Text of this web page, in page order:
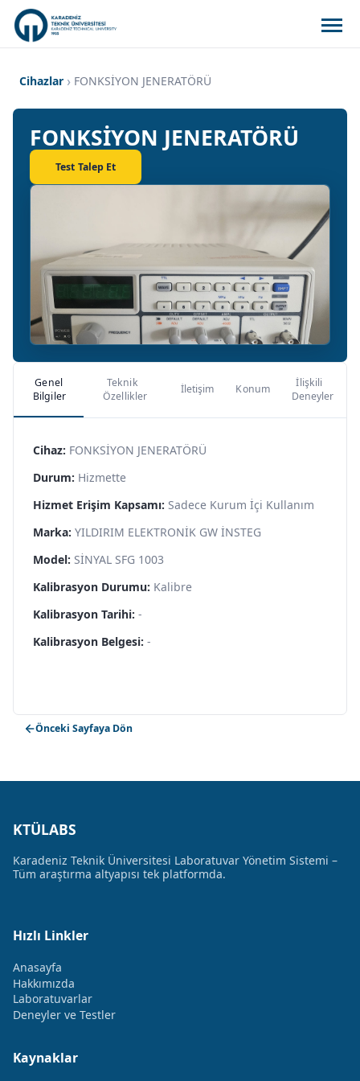
Cihazlar FONKSİYON JENERATÖRÜ
FONKSİYON JENERATÖRÜ
Test Talep Et
Genel
Bilgiler
Teknik
Özellikler
İletişim Konum
İlişkili
Deneyler
Cihaz: FONKSİYON JENERATÖRÜ
Durum: Hizmette
Hizmet Erişim Kapsamı: Sadece Kurum İçi Kullanım
Marka: YILDIRIM ELEKTRONİK GW İNSTEG
Model: SİNYAL SFG 1003
Kalibrasyon Durumu: Kalibre
Kalibrasyon Tarihi: -
Kalibrasyon Belgesi: -
Önceki Sayfaya Dön
KTÜLABS
Karadeniz Teknik Üniversitesi Laboratuvar Yönetim Sistemi –
Tüm araştırma altyapısı tek platformda.
Hızlı Linkler
Anasayfa
Hakkımızda
Laboratuvarlar
Deneyler ve Testler
Kaynaklar